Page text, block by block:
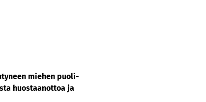
mie­hen puo­li­
huos­taan­ot­toa ja